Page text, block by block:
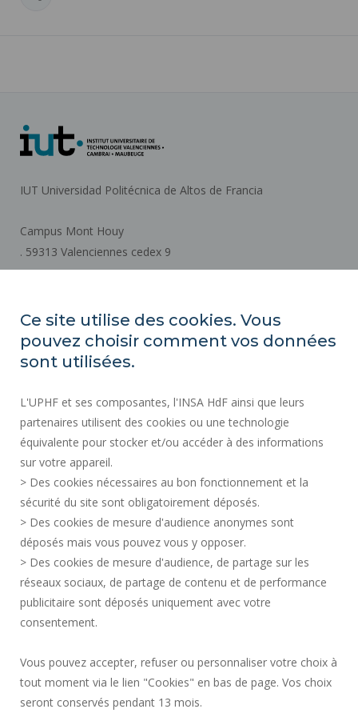
IUT Universidad Politécnica de Altos de Francia
Campus Mont Houy
. 59313 Valenciennes cedex 9
ACTOS REGLAMENTARIOS
CONTRATACIÓN PÚBLICA
INFORMACIÓN LEGAL
SALA DE PRENSA
CONTRATACIÓN
MAPA DEL SITIO
DATOS PERSONALES
ACCESIBILIDAD
¡Únete a nosotros!
Ce site utilise des cookies. Vous
pouvez choisir comment vos données
sont utilisées.
L'UPHF et ses composantes, l'INSA HdF ainsi que leurs
partenaires utilisent des cookies ou une technologie
équivalente pour stocker et/ou accéder à des informations
sur votre appareil.
> Des cookies nécessaires au bon fonctionnement et la
sécurité du site sont obligatoirement déposés.
> Des cookies de mesure d'audience anonymes sont
déposés mais vous pouvez vous y opposer.
> Des cookies de mesure d'audience, de partage sur les
réseaux sociaux, de partage de contenu et de performance
publicitaire sont déposés uniquement avec votre
consentement.
Vous pouvez accepter, refuser ou personnaliser votre choix à
tout moment via le lien "Cookies" en bas de page. Vos choix
seront conservés pendant 13 mois.